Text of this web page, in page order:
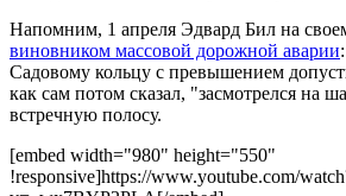
Напомним, 1 апреля Эдвард Бил на
виновником массовой дорожной аварии
Садовому кольцу с превышением
как сам потом сказал, "засмотрелся на
встречную полосу.
[embed width="980" height="550"
!responsive]https://www.youtube.com/